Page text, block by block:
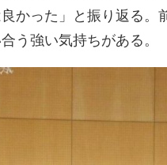
かった」と振り返る
う強い気持ちがある。